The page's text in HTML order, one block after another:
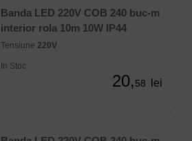
Banda LED 220V COB 240 buc-m
interior rola 10m 10W IP44
Tensiune 220V
In Stoc
20,58 lei